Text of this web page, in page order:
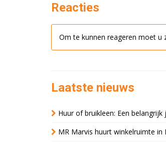
Reacties
Om te kunnen reageren moet u
Laatste nieuws
Huur of bruikleen: Een belangrijk
MR Marvis huurt winkelruimte in